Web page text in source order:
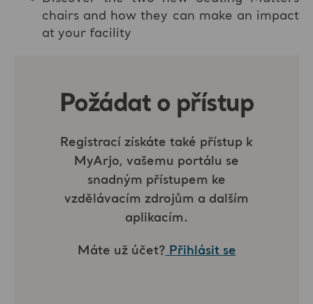
chairs and how they can make an impact
at your facility